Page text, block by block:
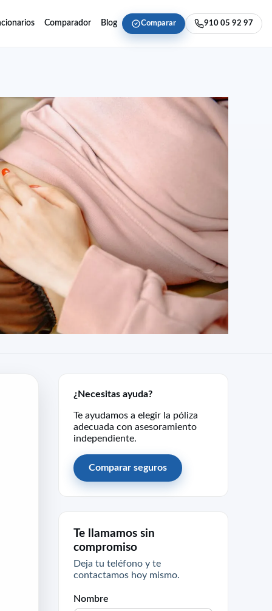
Comparador Blog Comparar 910 05 92 97
¿Necesitas ayuda?
Te ayudamos a elegir la póliza
adecuada con asesoramiento
independiente.
Comparar seguros
Te llamamos sin
compromiso
Deja tu teléfono y te
contactamos hoy mismo.
Nombre